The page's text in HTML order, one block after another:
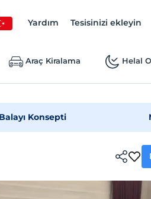
Yardım Tesisinizi ekleyin
Araç Kiralama Helal
Balayı Konsepti